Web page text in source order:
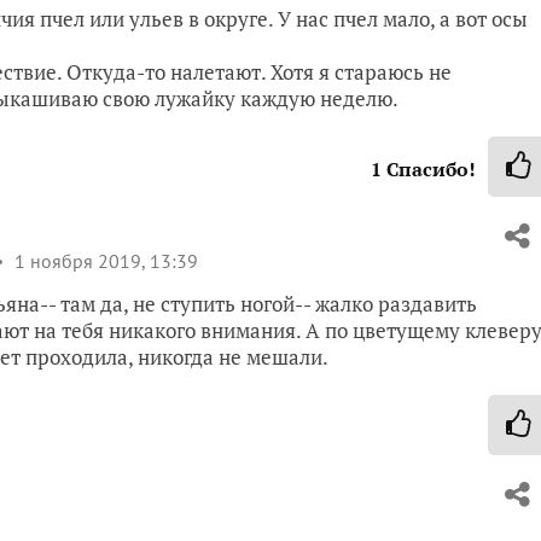
пчел или ульев в округе. У нас пчел мало, а вот осы
Откуда-то налетают. Хотя я стараюсь не
свою лужайку каждую неделю.
1 Спасибо!
1 ноября 2019, 13:39
там да, не ступить ногой-- жалко раздавить
на тебя никакого внимания. А по цветущему клеверу
проходила, никогда не мешали.